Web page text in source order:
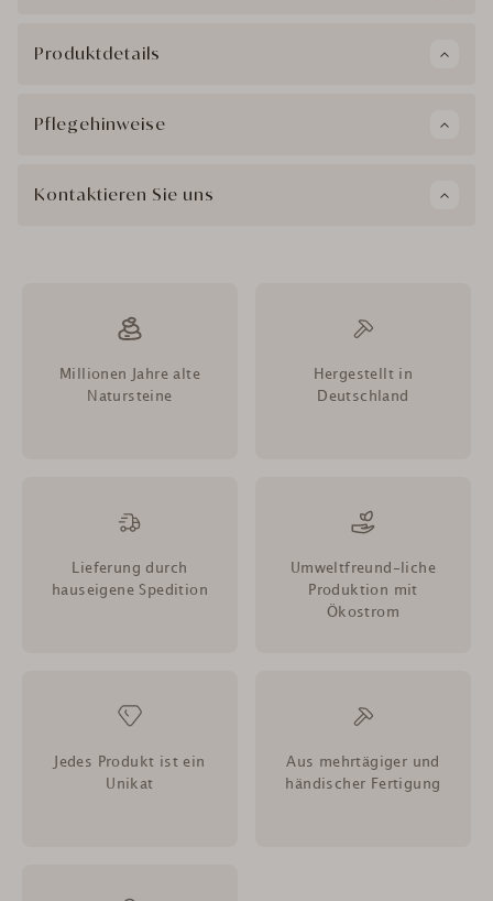
Produktdetails
Pflegehinweise
Kontaktieren Sie uns
Millionen Jahre alte
Natursteine
Hergestellt in
Deutschland
Lieferung durch
hauseigene Spedition
Umweltfreund-liche
Produktion mit
Ökostrom
Jedes Produkt ist ein
Unikat
Aus mehrtägiger und
händischer Fertigung